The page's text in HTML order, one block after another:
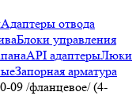
Адаптеры отвода
Блоки управления
API адаптерыЛюки
Запорная арматура
09 /фланцевое/ (4-